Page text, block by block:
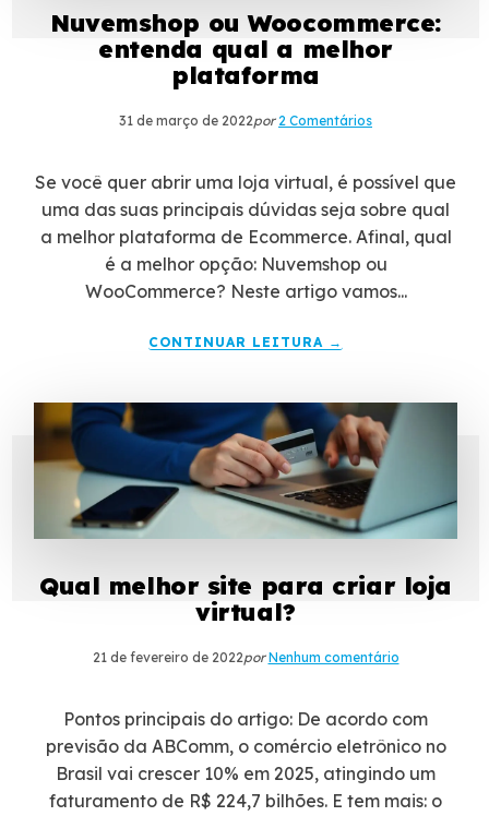
Nuvemshop ou Woocommerce:
entenda qual a melhor
plataforma
31 de março de 2022por 2 Comentários
Se você quer abrir uma loja virtual, é possível que
uma das suas principais dúvidas seja sobre qual
a melhor plataforma de Ecommerce. Afinal, qual
é a melhor opção: Nuvemshop ou
WooCommerce? Neste artigo vamos...
CONTINUAR LEITURA →
Qual melhor site para criar loja
virtual?
21 de fevereiro de 2022por Nenhum comentário
Pontos principais do artigo: De acordo com
previsão da ABComm, o comércio eletrônico no
Brasil vai crescer 10% em 2025, atingindo um
faturamento de R$ 224,7 bilhões. E tem mais: o